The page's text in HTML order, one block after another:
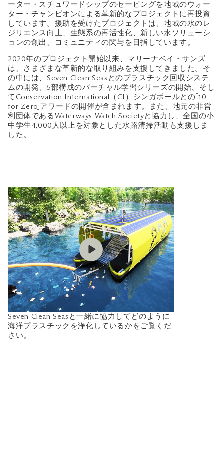
ーター・スチュワードシップのセービングを地域のウォー
ター・チャンピオンによる革新的なプロジェクトに再投資
しています。援助を受けたプロジェクトは、地域の水のレ
ジリエンス向上、生態系の再活性化、新しい水ソリューシ
ョンの創出、コミュニティの関与を目指しています。
2020年のプロジェクト開始以来、マリーナベイ・サンズ
は、さまざまな革新的な取り組みを支援してきました。そ
の中には、Seven Clean Seasとのプラスチック回収システ
ムの開発、5部構成のバーチャル学習シリーズの開始、そし
てConservation International（CI）シンガポールとの「10
for Zero」アワードの開催が含まれます。また、地元の非営
利団体であるWaterways Watch Societyと協力し、全国の小
中学生4,000人以上を対象とした水路清掃活動も支援しま
した。
Seven Clean Seasと一緒に協力してどのように
海洋プラスチックを浄化しているかをご覧くだ
さい。